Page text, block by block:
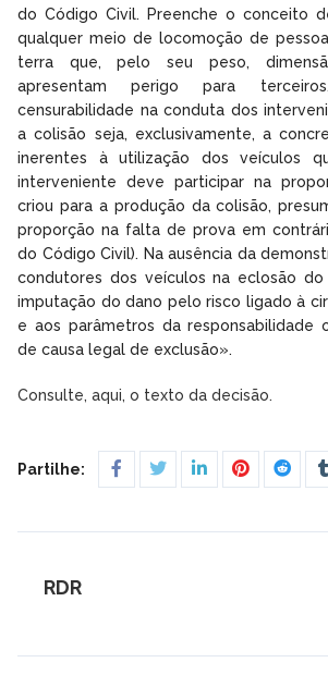
do Código Civil. Preenche o conceito
qualquer meio de locomoção de
terra que, pelo seu peso,
apresentam perigo para
censurabilidade na conduta dos
a colisão seja, exclusivamente, a
inerentes à utilização dos veículos
interveniente deve participar na
criou para a produção da colisão,
proporção na falta de prova em
do Código Civil). Na ausência da
condutores dos veículos na eclosão do
imputação do dano pelo risco ligado à
e aos parâmetros da responsabilidade
de causa legal de exclusão».
Consulte, aqui, o texto da decisão.
Partilhe:
RDR